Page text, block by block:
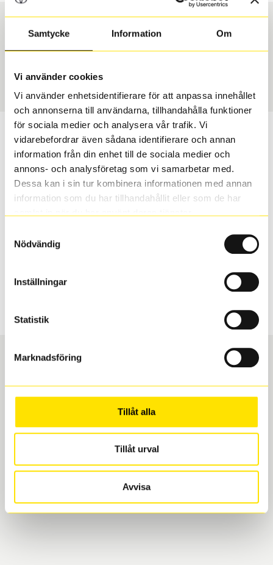
Samtycke Information Om
Vi använder cookies
Vi använder enhetsidentifierare för att anpassa innehållet
och annonserna till användarna, tillhandahålla funktioner
för sociala medier och analysera vår trafik. Vi
vidarebefordrar även sådana identifierare och annan
information från din enhet till de sociala medier och
annons- och analysföretag som vi samarbetar med.
Dessa kan i sin tur kombinera informationen med annan
information som du har tillhandahållit eller som de har
Nödvändig
Inställningar
Statistik
Marknadsföring
Tillåt alla
Tillåt urval
Avvisa
Däcktyp
USA, 4x4 vinter
Däckstorlek
255/60 R 18 112T
2062
Passar detta däck min bil?
Ange registreringsnummer för att se om det däck du
valt passar din bilmodell. Om du köper däck som skall
sättas på dina befintliga fälgar, se till att kolla en extra
inte vara samma dimension som bilen hade ut från
Boka och hämta hos Däckspecialen
När du beställer dina nya däck eller fälgar hos oss
levereras de direkt till någon av våra däckverkstäder i
Göteborg. Välj mellan Hisingen (Bäckebol) eller
Mölndal. I beställningen anger du datum och tid för
vi till att de uppfyller alla krav för en säker körning.